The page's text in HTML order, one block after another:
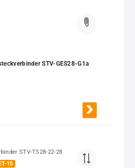
STV-GES28-G1a
15